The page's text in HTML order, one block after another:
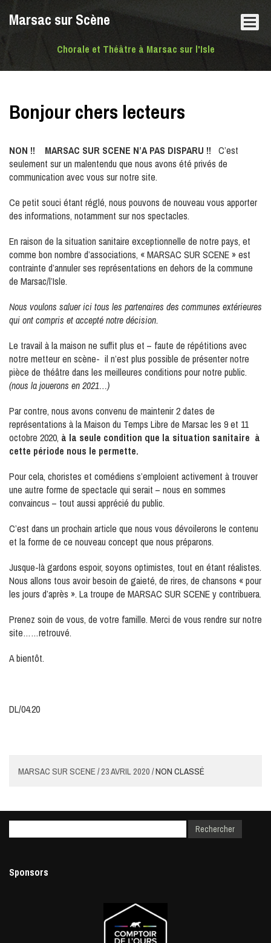
Marsac sur Scène
Chorale et Théâtre à Marsac sur l'Isle
Bonjour chers lecteurs
NON !! MARSAC SUR SCENE N’A PAS DISPARU !! C’est
seulement sur un malentendu que nous avons été privés de
communication avec vous sur notre site.
Ce petit souci étant réglé, nous pouvons de nouveau vous apporter
des informations, notamment sur nos spectacles.
En raison de la situation sanitaire exceptionnelle de notre pays, et
comme bon nombre d’associations, « MARSAC SUR SCENE » est
contrainte d’annuler ses représentations en dehors de la commune
de Marsac/l’Isle.
Nous voulons saluer ici tous les partenaires des communes extérieures
qui ont compris et accepté notre décision.
Le travail à la maison ne suffit plus et – faute de répétitions avec
notre metteur en scène- il n’est plus possible de présenter notre
pièce de théâtre dans les meilleures conditions pour notre public.
(nous la jouerons en 2021…)
Par contre, nous avons convenu de maintenir 2 dates de
représentations à la Maison du Temps Libre de Marsac les 9 et 11
octobre 2020, à la seule condition que la situation sanitaire à
cette période nous le permette.
Pour cela, choristes et comédiens s’emploient activement à trouver
une autre forme de spectacle qui serait – nous en sommes
convaincus – tout aussi apprécié du public.
C’est dans un prochain article que nous vous dévoilerons le contenu
et la forme de ce nouveau concept que nous préparons.
Jusque-là gardons espoir, soyons optimistes, tout en étant réalistes.
Nous allons tous avoir besoin de gaieté, de rires, de chansons « pour
les jours d’après ». La troupe de MARSAC SUR SCENE y contribuera.
Prenez soin de vous, de votre famille. Merci de vous rendre sur notre
site……retrouvé.
A bientôt.
DL/04.20
MARSAC SUR SCENE / 23 AVRIL 2020 /NON CLASSÉ
Sponsors